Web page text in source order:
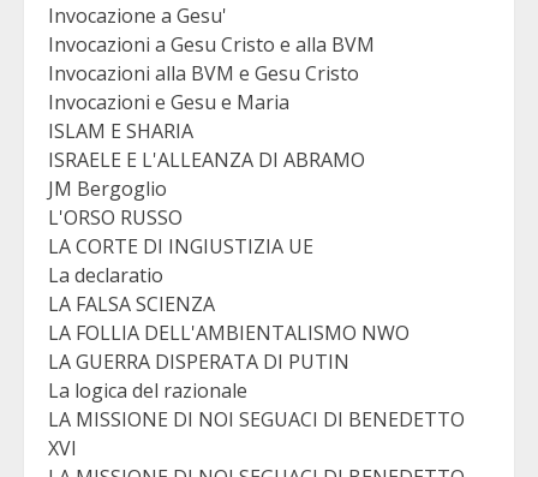
Invocazione a Gesu'
Invocazioni a Gesu Cristo e alla BVM
Invocazioni alla BVM e Gesu Cristo
Invocazioni e Gesu e Maria
ISLAM E SHARIA
ISRAELE E L'ALLEANZA DI ABRAMO
JM Bergoglio
L'ORSO RUSSO
LA CORTE DI INGIUSTIZIA UE
La declaratio
LA FALSA SCIENZA
LA FOLLIA DELL'AMBIENTALISMO NWO
LA GUERRA DISPERATA DI PUTIN
La logica del razionale
LA MISSIONE DI NOI SEGUACI DI BENEDETTO
XVI